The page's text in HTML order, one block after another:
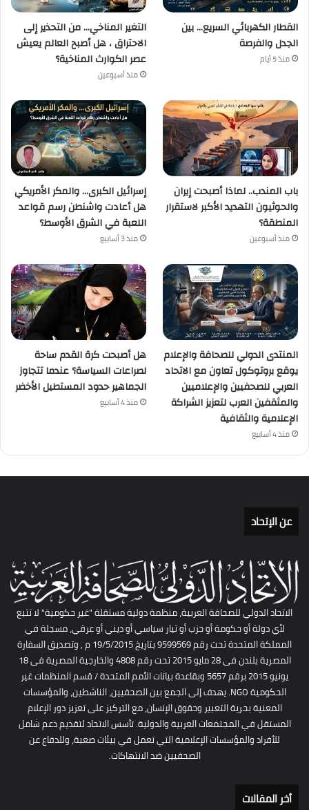
القطار الكهربائي السريع… بين
الجدل والفرصة
منذ 5 أيام
التغير المناخي… من التحذير إلى
الاحتراق ، هل أصبح العالم يعيش
عصر الكوارث المناخية؟
منذ أسبوعين
باب المندب.. لماذا أصبحت إيران
والحوثيون التهديد الأكبر لاستقرار
المنطقة؟
منذ أسبوعين
إسرائيل الكبرى… والمكر الأمريكي
هل أعادت واشنطن رسم قواعد
اللعبة في الشرق الأوسط؟
منذ 3 أسابيع
المنتدى الدولي للصحافة والإعلام
يوقع بروتوكول تعاون مع الاتحاد
العربي للصحفيين والإعلاميين
والمثقفين العرب لتعزيز الشراكة
الإعلامية والثقافية
منذ 4 أسابيع
هل أصبحت كرة القدم ساحة
لصراعات السياسة؟ عندما تتجاوز
الجماهير حدود المستطيل الأخضر
منذ 4 أسابيع
عن الإتحاد
الاتحاد الدولي للصحافة العربية، منظمة دولية مستقلة "غير حكومية" لا تتبع
لأي دولة أو حكومة أو حزب أو تيار سياسي أو ديني أو عرقي، مسجلة في
المملكة المتحدة تحت رقم 9599569 بتاريخ 19/5/2015 م , وتصديق السفارة
المصرية بلندن فى 28 مايو 2015 تحت رقم 4808 والخارجية المصرية فى 18
يونيو 2015 برقم 5657 وبقاعدة بيانات الأمم المتحدة / قسم المنظمات غير
الحكومية NGO. يهدف إلى الجمع بين الصحفيين، الناشطين، والمؤسسات
المعنية بحرية التعبير وحقوق الإنسان، مع التركيز على تعزيز دور الإعلام
المستقل في المجتمعات العربية والدولية. تأسس الاتحاد لتقديم دعم شامل
للأفراد والمؤسسات الإعلامية التي تعمل في بيئات صعبة، وللدفاع عن
الصحفيين ضد الانتهاكات.
أخر المقالات